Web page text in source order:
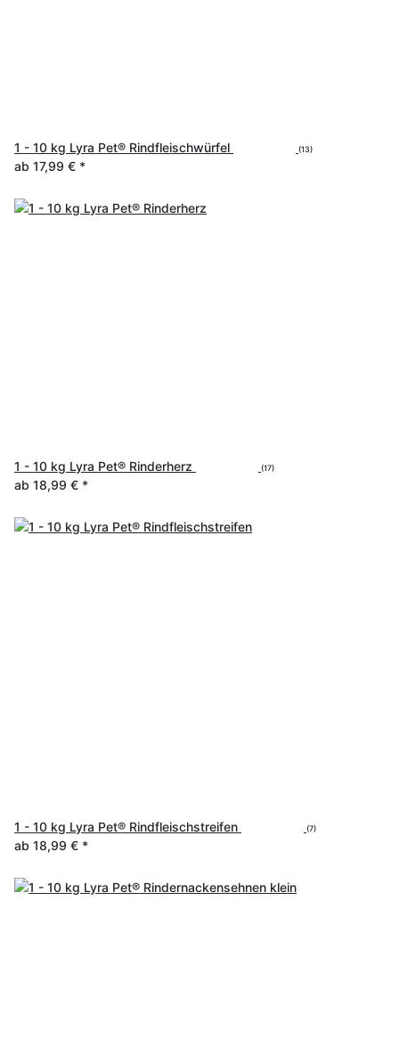
1 - 10 kg Lyra Pet® Rindfleischwürfel (13)
ab 17,99 € *
1 - 10 kg Lyra Pet® Rinderherz (17)
ab 18,99 € *
1 - 10 kg Lyra Pet® Rindfleischstreifen (7)
ab 18,99 € *